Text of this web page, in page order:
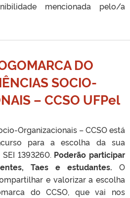
mencionada pelo/a
DO
SOCIO-
– CCSO UFPel
Organizacionais – CCSO está
para a escolha da sua
1393260. Poderão participar
Taes e estudantes. O
e valorizar a escolha
do CCSO, que vai nos